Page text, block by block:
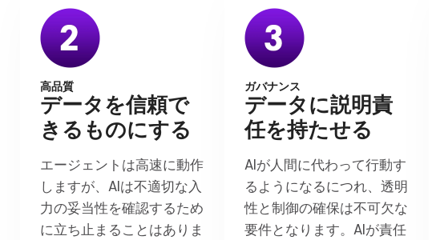
高品質
データを信頼で
きるものにする
エージェントは高速に動作
しますが、AIは不適切な入
力の妥当性を確認するため
に立ち止まることはありま
ガバナンス
データに説明責
任を持たせる
AIが人間に代わって行動す
るようになるにつれ、透明
性と制御の確保は不可欠な
要件となります。AIが責任